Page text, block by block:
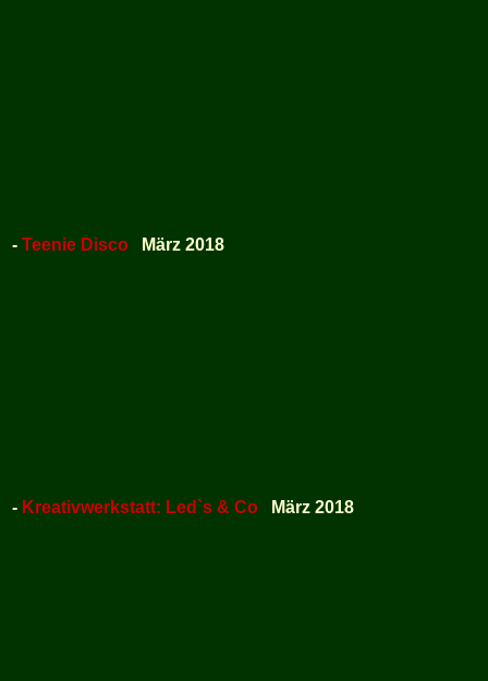
- Teenie Disco März 2018
- Kreativwerkstatt: Led`s & Co März 2018